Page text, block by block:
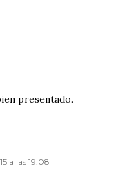
presentado.
a las 19:08